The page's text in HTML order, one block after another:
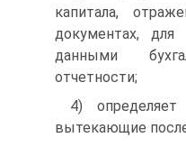
капитала,
документах,
данными
отчетности;
4)
вытекающие